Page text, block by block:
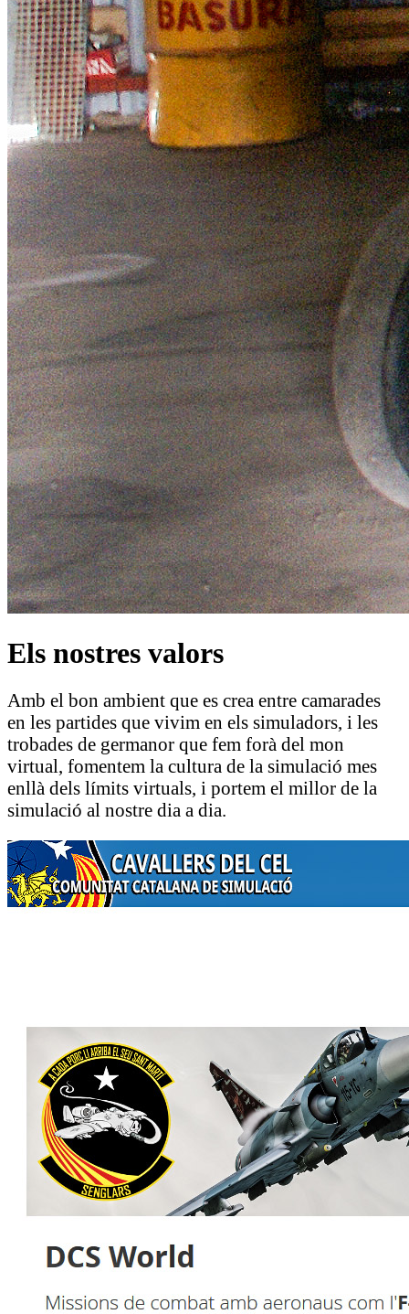
Els nostres valors
Amb el bon ambient que es crea entre camarades
en les partides que vivim en els simuladors, i les
trobades de germanor que fem forà del mon
virtual, fomentem la cultura de la simulació mes
enllà dels límits virtuals, i portem el millor de la
simulació al nostre dia a dia.